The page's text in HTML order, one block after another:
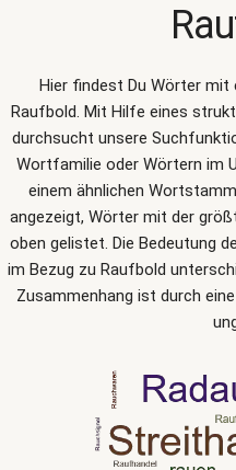
Hier findest Du Wörter mit
Raufbold. Mit Hilfe eines
durchsucht unsere
Wortfamilie oder Wörtern im
einem ähnlichen
angezeigt, Wörter mit der
oben gelistet. Die Bedeutung
im Bezug zu Raufbold
Zusammenhang ist durch